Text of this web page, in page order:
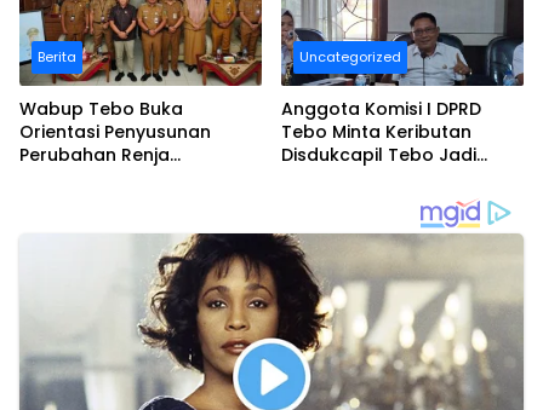
Berita
Wabup Tebo Buka
Orientasi Penyusunan
Perubahan Renja
Uncategorized
Anggota Komisi I DPRD
Tebo Minta Keributan
Disdukcapil Tebo Jadi